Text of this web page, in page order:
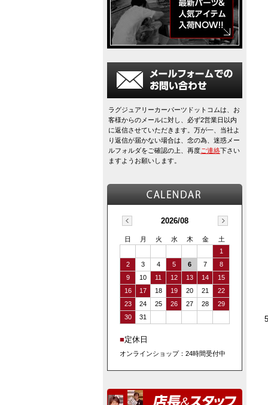
ラグジュアリーカーパーツドットコムは、お
客様からのメールに対し、必ず2営業日以内
に返信させていただきます。万が一、当社よ
り返信が届かない場合は、念の為、迷惑メー
ルフォルダをご確認の上、再度ご連絡下さい
ますようお願いします。
2026/08
日 月 火 水 木 金
土
1
2
3 4 5 6 7
8
9
10 11 12 13 14
15
16
17 18 19 20 21
22
23
24 25 26 27 28
29
30
31
■定休日
オンラインショップ：24時間受付中